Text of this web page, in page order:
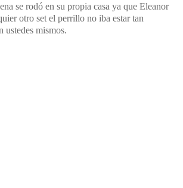
se rodó en su propia casa ya que Eleanor
otro set el perrillo no iba estar tan
ustedes mismos.